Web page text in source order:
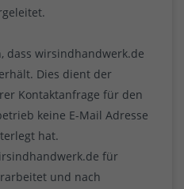
dass wirsindhandwerk.de
Dies dient der
Kontaktanfrage für den
keine E-Mail Adresse
hat.
für
und nach